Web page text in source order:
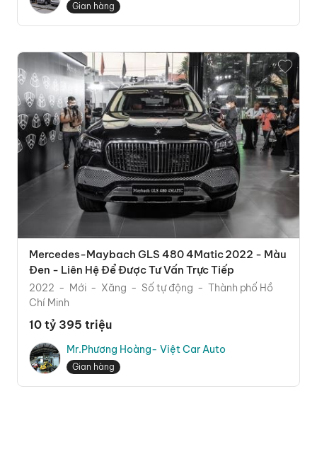
Gian hàng
Mercedes-Maybach GLS 480 4Matic 2022 - Màu
Đen - Liên Hệ Để Được Tư Vấn Trực Tiếp
2022 Mới Xăng Số tự động
Thành phố Hồ
Chí Minh
10 tỷ 395 triệu
Mr.Phương Hoàng- Việt Car Auto
Gian hàng